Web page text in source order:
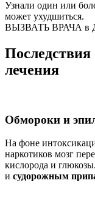
Узнали один или
может ухудшиться.
ВЫЗВАТЬ ВРАЧА в
Последствия
лечения
Обмороки и
На фоне
наркотиков мозг
кислорода и
и судорожным